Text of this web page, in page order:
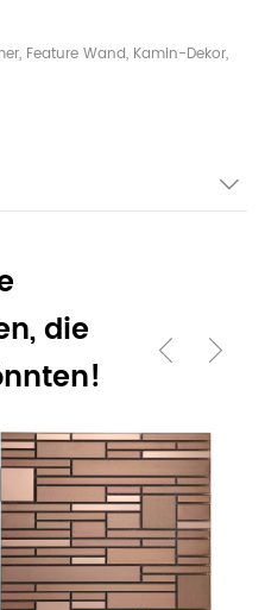
Feature Wand, Kamin-Dekor,
die